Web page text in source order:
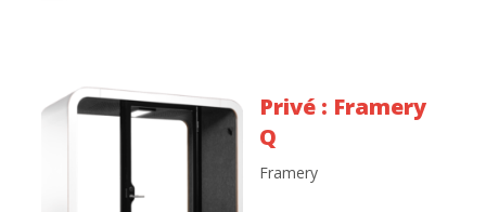
Privé : Framery
Q
Framery